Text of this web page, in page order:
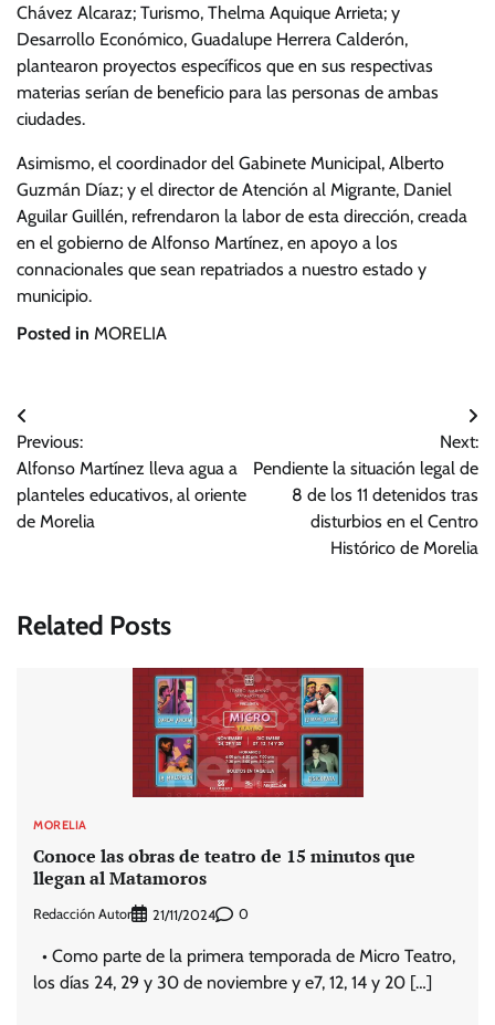
Chávez Alcaraz; Turismo, Thelma Aquique Arrieta; y
Desarrollo Económico, Guadalupe Herrera Calderón,
plantearon proyectos específicos que en sus respectivas
materias serían de beneficio para las personas de ambas
ciudades.
Asimismo, el coordinador del Gabinete Municipal, Alberto
Guzmán Díaz; y el director de Atención al Migrante, Daniel
Aguilar Guillén, refrendaron la labor de esta dirección, creada
en el gobierno de Alfonso Martínez, en apoyo a los
connacionales que sean repatriados a nuestro estado y
municipio.
Posted in MORELIA
Navegación
de
entradas
Previous:
Alfonso Martínez lleva agua a
planteles educativos, al oriente
de Morelia
Next:
Pendiente la situación legal de
8 de los 11 detenidos tras
disturbios en el Centro
Histórico de Morelia
Related Posts
MORELIA
Conoce las obras de teatro de 15 minutos que
llegan al Matamoros
Redacción Autor 21/11/2024 0
• Como parte de la primera temporada de Micro Teatro,
los días 24, 29 y 30 de noviembre y e7, 12, 14 y 20 […]